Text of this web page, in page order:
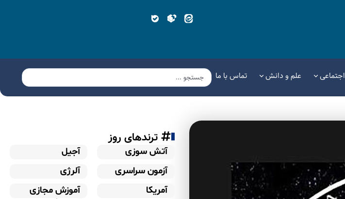
اجتماعی علم و دانش تماس با ما
ترندهای روز
آتش سوزی
آجیل
آزمون سراسری
آلرژی
آمریکا
آموزش مجازی